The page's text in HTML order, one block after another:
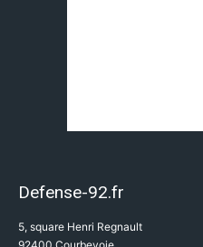
Defense-92.fr
5, square Henri Regnault